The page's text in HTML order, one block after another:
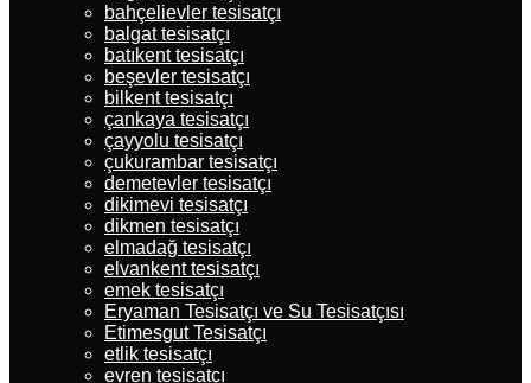
bahçelievler tesisatçı
balgat tesisatçı
batıkent tesisatçı
beşevler tesisatçı
bilkent tesisatçı
çankaya tesisatçı
çayyolu tesisatçı
çukurambar tesisatçı
demetevler tesisatçı
dikimevi tesisatçı
dikmen tesisatçı
elmadağ tesisatçı
elvankent tesisatçı
emek tesisatçı
Eryaman Tesisatçı ve Su Tesisatçısı
Etimesgut Tesisatçı
etlik tesisatçı
evren tesisatçı